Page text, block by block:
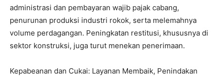
administrasi dan pembayaran wajib pajak cabang,
penurunan produksi industri rokok, serta melemahnya
volume perdagangan. Peningkatan restitusi, khususnya di
sektor konstruksi, juga turut menekan penerimaan.
Kepabeanan dan Cukai: Layanan Membaik, Penindakan